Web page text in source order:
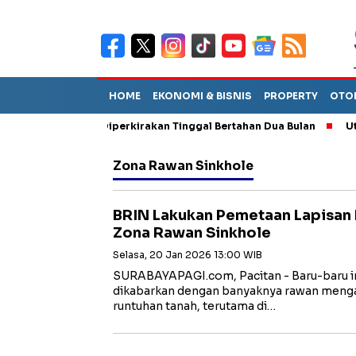
HOME EKONOMI & BISNIS PROPERTY
Sebut TPA Diperkirakan Tinggal Bertahan Dua Bulan Utang
Zona Rawan Sinkhole
BRIN Lakukan Pemetaan
Zona Rawan Sinkhole
Selasa, 20 Jan 2026 13:00 WIB
SURABAYAPAGI.com, Pacitan - Baru-baru
dikabarkan dengan banyaknya rawan
runtuhan tanah, terutama di…